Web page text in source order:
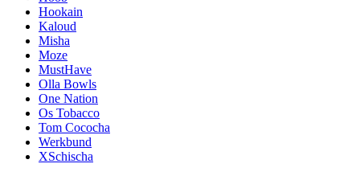
Hookain
Kaloud
Misha
Moze
MustHave
Olla Bowls
One Nation
Os Tobacco
Tom Cococha
Werkbund
XSchischa